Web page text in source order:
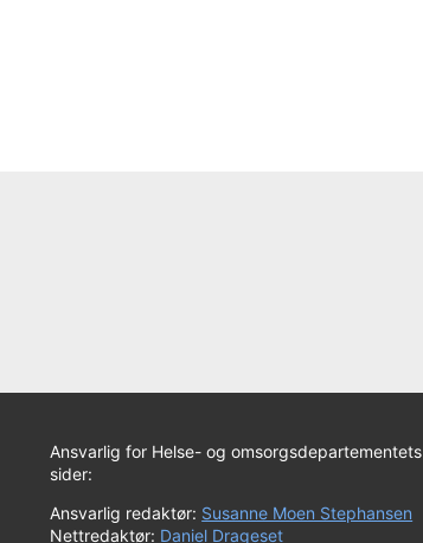
Ansvarlig for Helse- og omsorgsdepartementets
sider:
Ansvarlig redaktør: Susanne Moen Stephansen
Nettredaktør: Daniel Drageset